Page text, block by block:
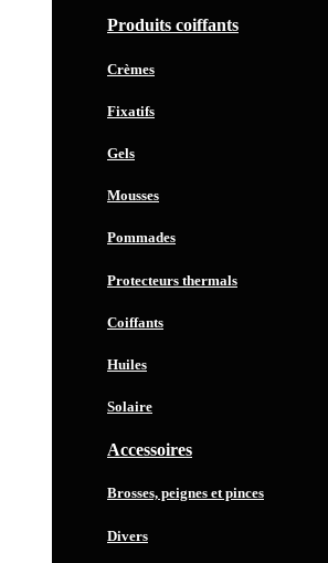
Produits coiffants
Crèmes
Fixatifs
Gels
Mousses
Pommades
Protecteurs thermals
Coiffants
Huiles
Solaire
Accessoires
Brosses, peignes et pinces
Divers